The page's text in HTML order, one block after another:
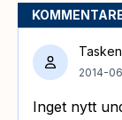
Tasken
2014-
Inget nytt